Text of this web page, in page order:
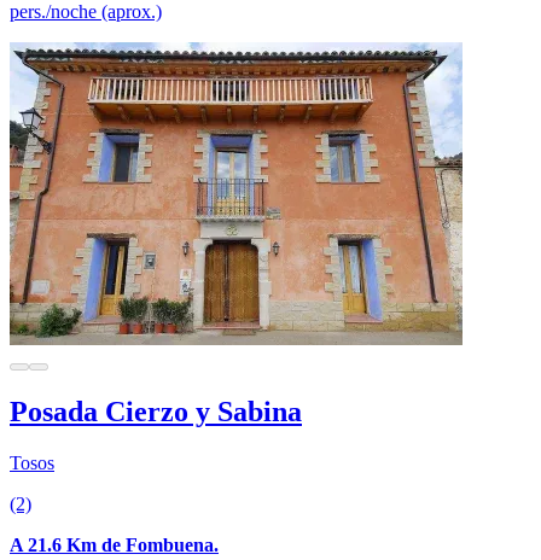
pers./noche (aprox.)
Posada Cierzo y Sabina
Tosos
(2)
A 21.6 Km de Fombuena.